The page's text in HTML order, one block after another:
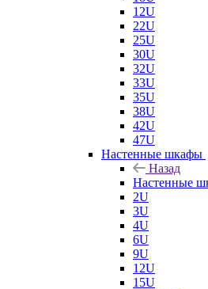
12U
22U
25U
30U
32U
33U
35U
38U
42U
47U
Настенные шкафы
Назад
Настенные
2U
3U
4U
6U
9U
12U
15U